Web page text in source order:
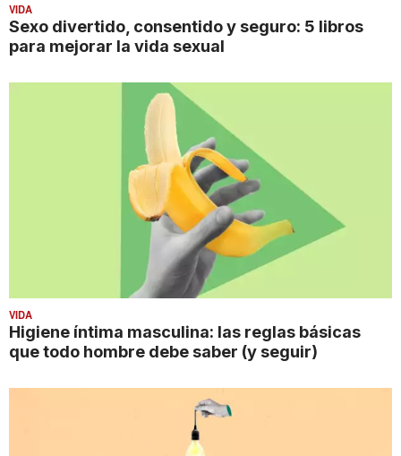
VIDA
Sexo divertido, consentido y seguro: 5 libros
para mejorar la vida sexual
VIDA
Higiene íntima masculina: las reglas básicas
que todo hombre debe saber (y seguir)